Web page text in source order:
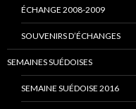
ÉCHANGE 2008-2009
SOUVENIRS D’ÉCHANGES
SEMAINES SUÉDOISES
SEMAINE SUÉDOISE 2016